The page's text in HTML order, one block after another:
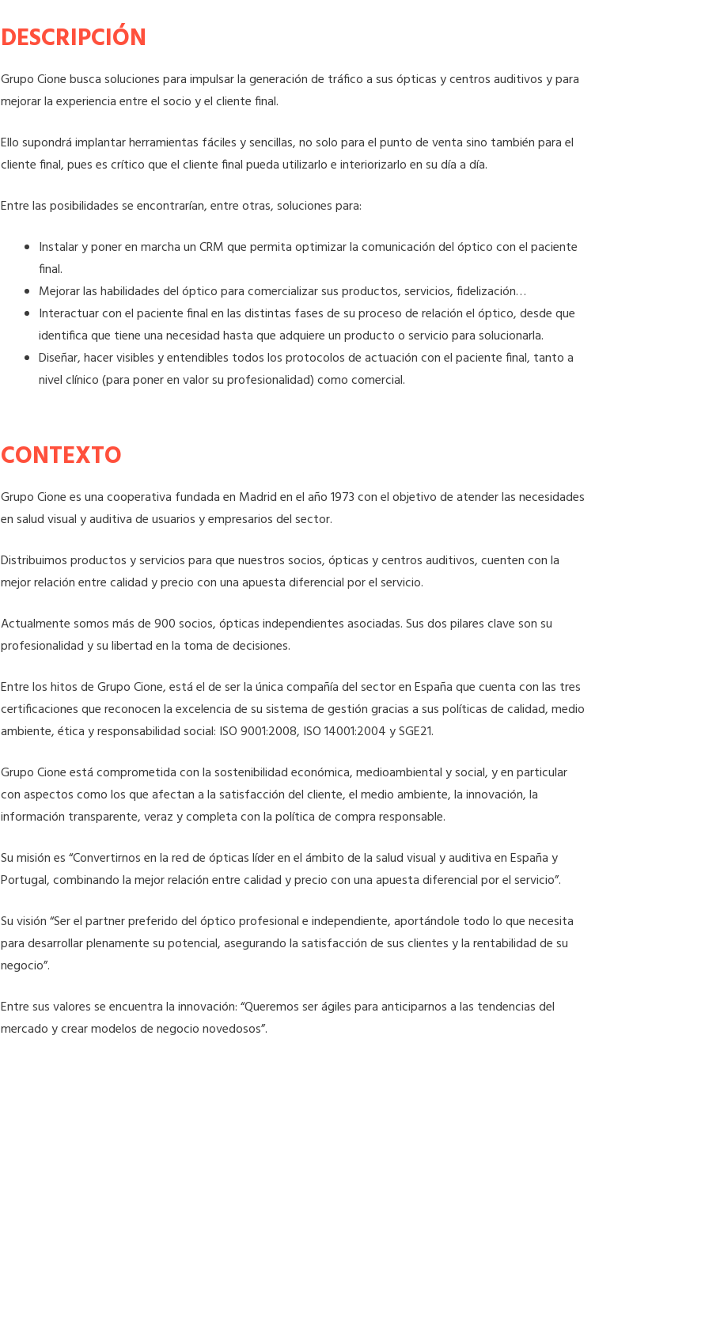
DESCRIPCIÓN
Grupo Cione busca soluciones para impulsar la generación de tráfico a sus ópticas y centros auditivos y para
mejorar la experiencia entre el socio y el cliente final.
Ello supondrá implantar herramientas fáciles y sencillas, no solo para el punto de venta sino también para el
cliente final, pues es crítico que el cliente final pueda utilizarlo e interiorizarlo en su día a día.
Entre las posibilidades se encontrarían, entre otras, soluciones para:
Instalar y poner en marcha un CRM que permita optimizar la comunicación del óptico con el paciente
final.
Mejorar las habilidades del óptico para comercializar sus productos, servicios, fidelización…
Interactuar con el paciente final en las distintas fases de su proceso de relación el óptico, desde que
identifica que tiene una necesidad hasta que adquiere un producto o servicio para solucionarla.
Diseñar, hacer visibles y entendibles todos los protocolos de actuación con el paciente final, tanto a
nivel clínico (para poner en valor su profesionalidad) como comercial.
CONTEXTO
Grupo Cione es una cooperativa fundada en Madrid en el año 1973 con el objetivo de atender las necesidades
en salud visual y auditiva de usuarios y empresarios del sector.
Distribuimos productos y servicios para que nuestros socios, ópticas y centros auditivos, cuenten con la
mejor relación entre calidad y precio con una apuesta diferencial por el servicio.
Actualmente somos más de 900 socios, ópticas independientes asociadas. Sus dos pilares clave son su
profesionalidad y su libertad en la toma de decisiones.
Entre los hitos de Grupo Cione, está el de ser la única compañía del sector en España que cuenta con las tres
certificaciones que reconocen la excelencia de su sistema de gestión gracias a sus políticas de calidad, medio
ambiente, ética y responsabilidad social: ISO 9001:2008, ISO 14001:2004 y SGE21.
Grupo Cione está comprometida con la sostenibilidad económica, medioambiental y social, y en particular
con aspectos como los que afectan a la satisfacción del cliente, el medio ambiente, la innovación, la
información transparente, veraz y completa con la política de compra responsable.
Su misión es “Convertirnos en la red de ópticas líder en el ámbito de la salud visual y auditiva en España y
Portugal, combinando la mejor relación entre calidad y precio con una apuesta diferencial por el servicio”.
Su visión “Ser el partner preferido del óptico profesional e independiente, aportándole todo lo que necesita
para desarrollar plenamente su potencial, asegurando la satisfacción de sus clientes y la rentabilidad de su
negocio”.
Entre sus valores se encuentra la innovación: “Queremos ser ágiles para anticiparnos a las tendencias del
mercado y crear modelos de negocio novedosos”.